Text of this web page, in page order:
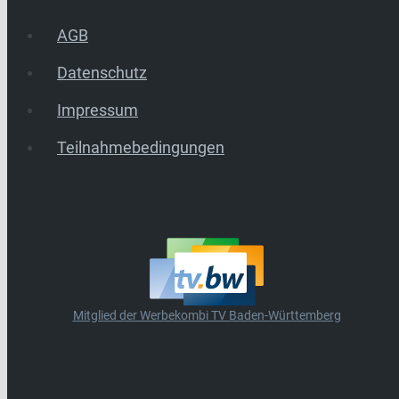
AGB
Datenschutz
Impressum
Teilnahmebedingungen
Mitglied der Werbekombi TV Baden-Württemberg